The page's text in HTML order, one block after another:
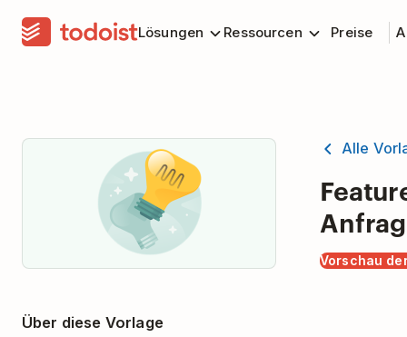
Lösungen Ressourcen Preise
Alle
Vorschau
Über diese Vorlage